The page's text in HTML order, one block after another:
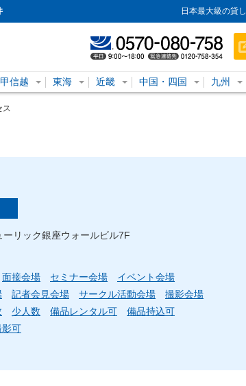
日本最大級の貸
信越 東海 近畿 中国・四国 九州
ス
リック銀座ウォールビル7F
面接会場 セミナー会場
イベント会場
記者会見会場 サークル活動会場
撮影会場
少人数 備品レンタル可
備品持込可
影可